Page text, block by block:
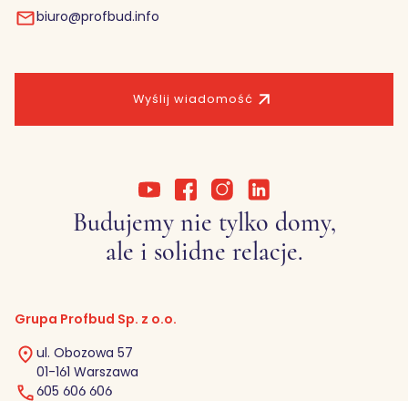
Wyślij wiadomość
biuro@profbud.info
Budujemy nie tylko domy,
ale i solidne relacje.
Grupa Profbud Sp. z o.o.
ul. Obozowa 57
01-161 Warszawa
605 606 606